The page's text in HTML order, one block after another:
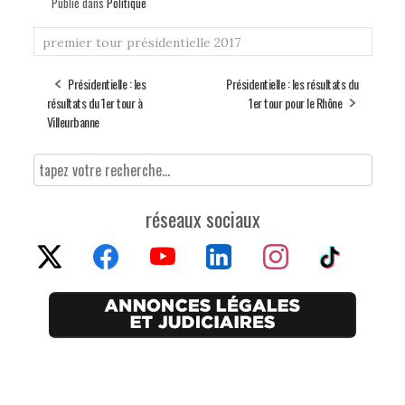
premier tour présidentielle 2017
Présidentielle : les
résultats du 1er tour à
Villeurbanne
Présidentielle : les résultats du
1er tour pour le Rhône
réseaux sociaux